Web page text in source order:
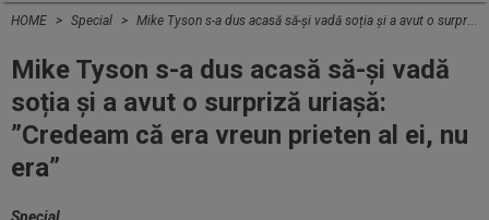
HOME Special Mike Tyson s-a dus acasă să-și vadă soția și a avut o surpriză uriașă: ”Credeam că era vreun prieten al ei, nu era”
Mike Tyson s-a dus acasă să-și vadă
soția și a avut o surpriză uriașă:
”Credeam că era vreun prieten al ei, nu
era”